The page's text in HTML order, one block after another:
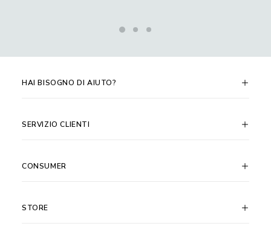
HAI BISOGNO DI AIUTO?
SERVIZIO CLIENTI
CONSUMER
STORE